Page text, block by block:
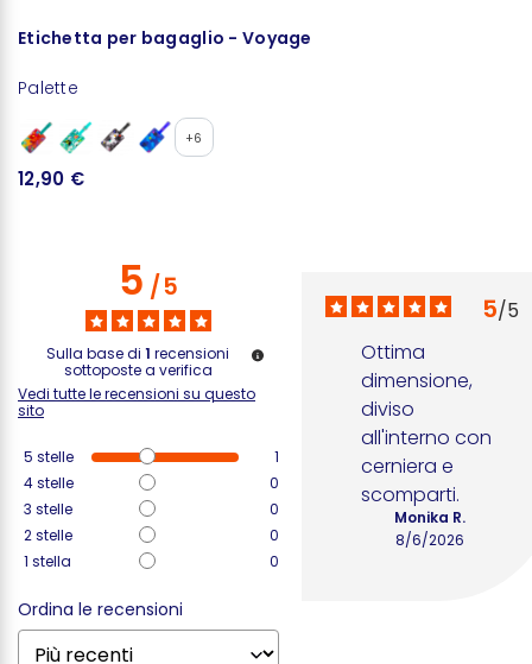
Etichetta per bagaglio - Voyage
Palette
+6
12,90 €
5/5
Sulla base di 1 recensioni
sottoposte a verifica
Vedi tutte le recensioni su questo
sito
5 stelle
1
4stelle
0
3 stelle
0
2stelle
0
1 stella 0
Ordina le recensioni
5/5
Ottima
dimensione,
diviso
all'interno con
cerniera e
scomparti.
8/6/2026
Monika R.